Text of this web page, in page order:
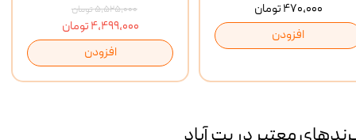
۵,۵۲۵,۰۰۰ تومان
۴,۴۹۹,۰۰۰ تومان
افزودن
۴۷۰,۰۰۰ تومان
افزودن